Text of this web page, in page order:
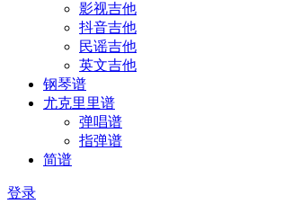
影视吉他
抖音吉他
民谣吉他
英文吉他
钢琴谱
尤克里里谱
弹唱谱
指弹谱
简谱
登录